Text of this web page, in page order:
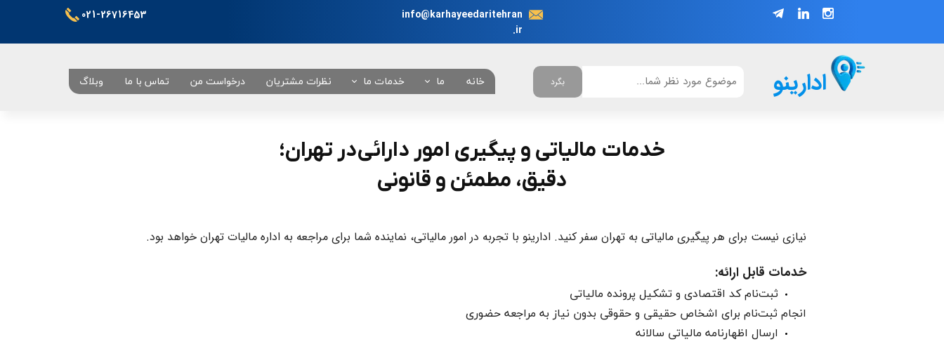
021-26716453
info@karhayeedaritehran
.ir
ادارینو خانه ما
چرا ما ؟
خدمات ما
همه خدمات
نظرات مشتریان درخواست من تماس با ما وبلاگ بگرد
خدمات مالیاتی و پیگیری امور دارائی در تهران؛
​​​​​​​دقیق، مطمئن و قانونی​​​​​​​
نیازی نیست برای هر پیگیری مالیاتی به تهران سفر کنید. ادارینو با تجربه در امور مالیاتی، نماینده شما برای مراجعه به اداره مالیات تهران خواهد بود.
خدمات قابل ارائه:
ثبت‌نام کد اقتصادی و تشکیل پرونده مالیاتی
انجام ثبت‌نام برای اشخاص حقیقی و حقوقی بدون نیاز به مراجعه حضوری
ارسال اظهارنامه مالیاتی سالانه